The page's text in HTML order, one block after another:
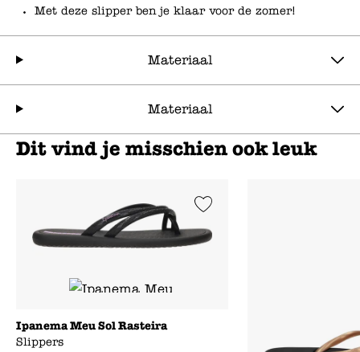
Met deze slipper ben je klaar voor de zomer!
Materiaal
Materiaal
Dit vind je misschien ook leuk
Add to Wishlist
Ipanema Meu Sol Rasteira
Slippers